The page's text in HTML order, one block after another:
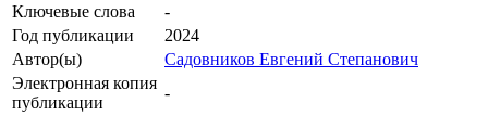
Ключевые cлова
-
Год публикации
2024
Автор(ы)
Садовников Евгений Степанович
Электронная копия
публикации
-